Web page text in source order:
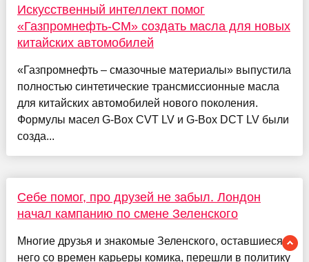
Искусственный интеллект помог
«Газпромнефть-СМ» создать масла для новых
китайских автомобилей
«Газпромнефть – смазочные материалы» выпустила
полностью синтетические трансмиссионные масла
для китайских автомобилей нового поколения.
Формулы масел G-Box CVT LV и G-Box DCT LV были
созда...
Себе помог, про друзей не забыл. Лондон
начал кампанию по смене Зеленского
Многие друзья и знакомые Зеленского, оставшиеся у
него со времен карьеры комика, перешли в политику